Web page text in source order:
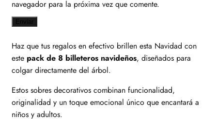
navegador para la próxima vez que comente.
Haz que tus regalos en efectivo brillen esta Navidad con
este pack de 8 billeteros navideños, diseñados para
colgar directamente del árbol.
Estos sobres decorativos combinan funcionalidad,
originalidad y un toque emocional único que encantará a
niños y adultos.